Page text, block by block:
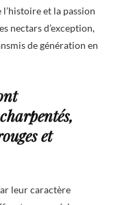
et la passion
nectars d’exception,
de génération en
et
leur caractère